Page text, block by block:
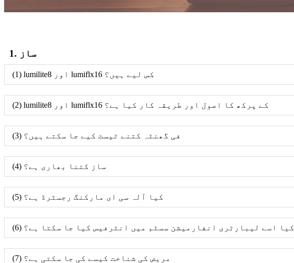
1. ساز
(1) lumilite8 اور lumiflx16 کس لیے ہیں؟
(2) lumilite8 اور lumiflx16 کے پرکھ کا اصول اور طریقہ کار کیا ہے؟
(3) فی گھنٹہ کتنے ٹیسٹ کیے جا سکتے ہیں؟
(4) ساز کتنا بھاری ہے؟
(5) کیا آلہ سی ای مارکنگ رجسٹرڈ ہے؟
(6) کیا اسے لیبارٹری انفارمیشن سسٹم میں انٹرفیس کیا جا سکتا ہے؟
(7) مریض کی شناخت کیسے کی جا سکتی ہے؟